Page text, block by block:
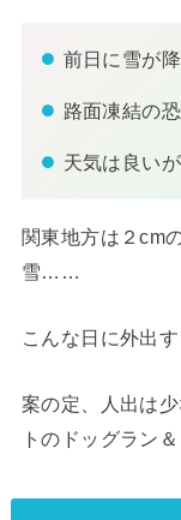
前日に雪が
路面凍結の
天気は良い
関東地方は２cm
雪……
こんな日に外出
案の定、人出は
トのドッグラン